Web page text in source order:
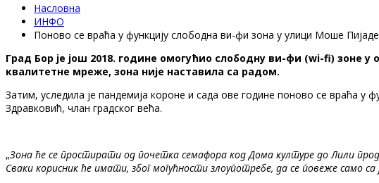
Насловна
ИНФО
Поново се враћа у функцију слободна ви-фи зона у улици Моше Пијаде
Град Бор је још 2018. године омогућио слободну ви-фи (wi-fi) зоне
квалитетне мреже, зона није наставила са радом.
Затим, уследила је пандемија короне и сада ове године поново се враћа у
Здравковић, члан градског већа.
„Зона ће се простирати од почетка семафора код Дома културе до Лили
Сваки корисник ће имати, због могућности злоупотребе, да се повеже само са